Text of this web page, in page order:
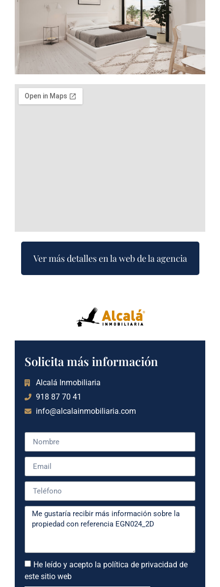
Ver más detalles en la web de la agencia
Solicita más información
Alcalá Inmobiliaria
918 87 70 41
info@alcalainmobiliaria.com
He leído y acepto la política de privacidad de
este sitio web